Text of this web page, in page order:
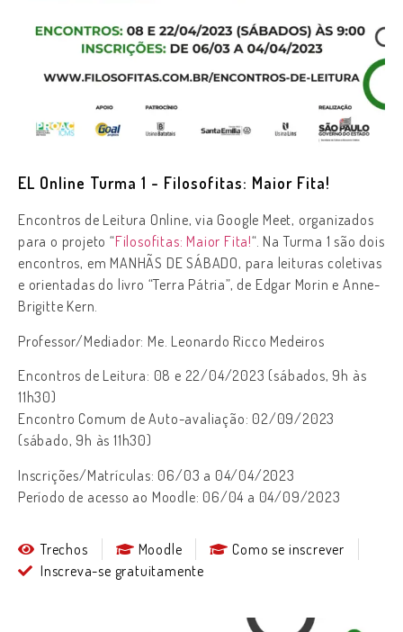
EL Online Turma 1 - Filosofitas: Maior Fita!
Encontros de Leitura Online, via Google Meet, organizados
para o projeto “Filosofitas: Maior Fita!“. Na Turma 1 são dois
encontros, em MANHÃS DE SÁBADO, para leituras coletivas
e orientadas do livro “Terra Pátria”, de Edgar Morin e Anne-
Brigitte Kern.
Professor/Mediador: Me. Leonardo Ricco Medeiros
Encontros de Leitura: 08 e 22/04/2023 (sábados, 9h às
11h30)
Encontro Comum de Auto-avaliação: 02/09/2023
(sábado, 9h às 11h30)
Inscrições/Matrículas: 06/03 a 04/04/2023
Período de acesso ao Moodle: 06/04 a 04/09/2023
Trechos Moodle
Como se inscrever
Inscreva-se gratuitamente